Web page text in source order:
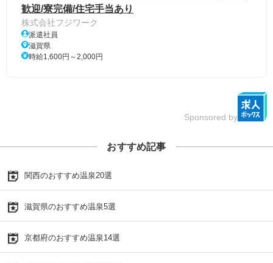
歓迎/寮完備/住宅手当あり
株式会社フジワーク
派遣社員
滋賀県
時給1,600円～2,000円
Sponsored by
おすすめ記事
関西のおすすめ温泉20選
滋賀県のおすすめ温泉5選
京都府のおすすめ温泉14選